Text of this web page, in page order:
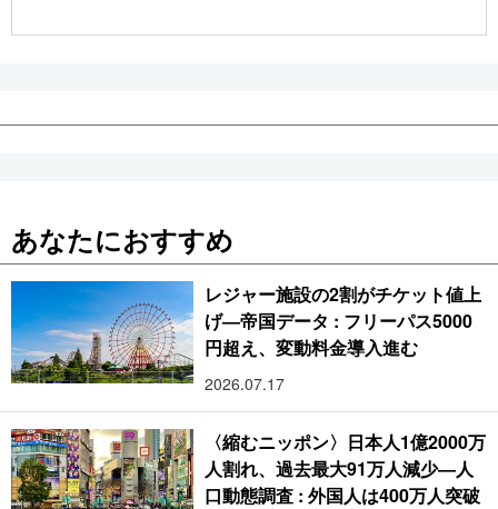
あなたにおすすめ
レジャー施設の2割がチケット値上
げ―帝国データ : フリーパス5000
円超え、変動料金導入進む
2026.07.17
〈縮むニッポン〉日本人1億2000万
人割れ、過去最大91万人減少―人
口動態調査 : 外国人は400万人突破